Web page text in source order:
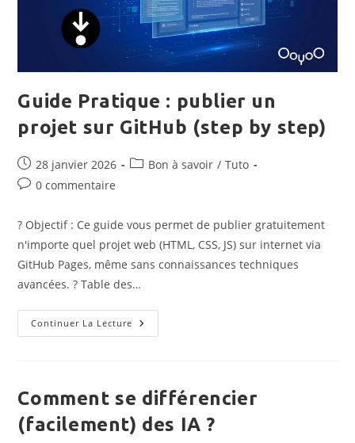
Guide Pratique : publier un
projet sur GitHub (step by step)
Publication
publiée :
28 janvier 2026
PostBon à savoir / Tuto
Commentaires
la
publication :
0 commentaire
? Objectif : Ce guide vous permet de publier gratuitement
n'importe quel projet web (HTML, CSS, JS) sur internet via
GitHub Pages, même sans connaissances techniques
avancées. ? Table des…
Continuer La Lecture Guide
Pratique
Sur
GitHub
By
Step)
Comment se différencier
(facilement) des IA ?